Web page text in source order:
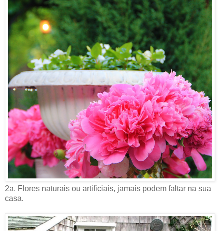
2a. Flores naturais ou artificiais, jamais podem faltar na sua
casa.